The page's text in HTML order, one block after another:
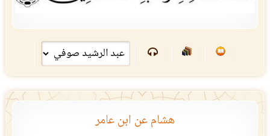
هشام عن ابن عامر